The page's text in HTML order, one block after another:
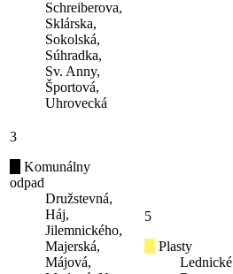
Schreiberova,
Sklárska,
Sokolská,
Súhradka,
Sv. Anny,
Športová,
Uhrovecká
3
Komunálny
odpad
Družstevná,
Háj,
Jilemnického,
Majerská,
Májová,
5
Plasty
Lednické